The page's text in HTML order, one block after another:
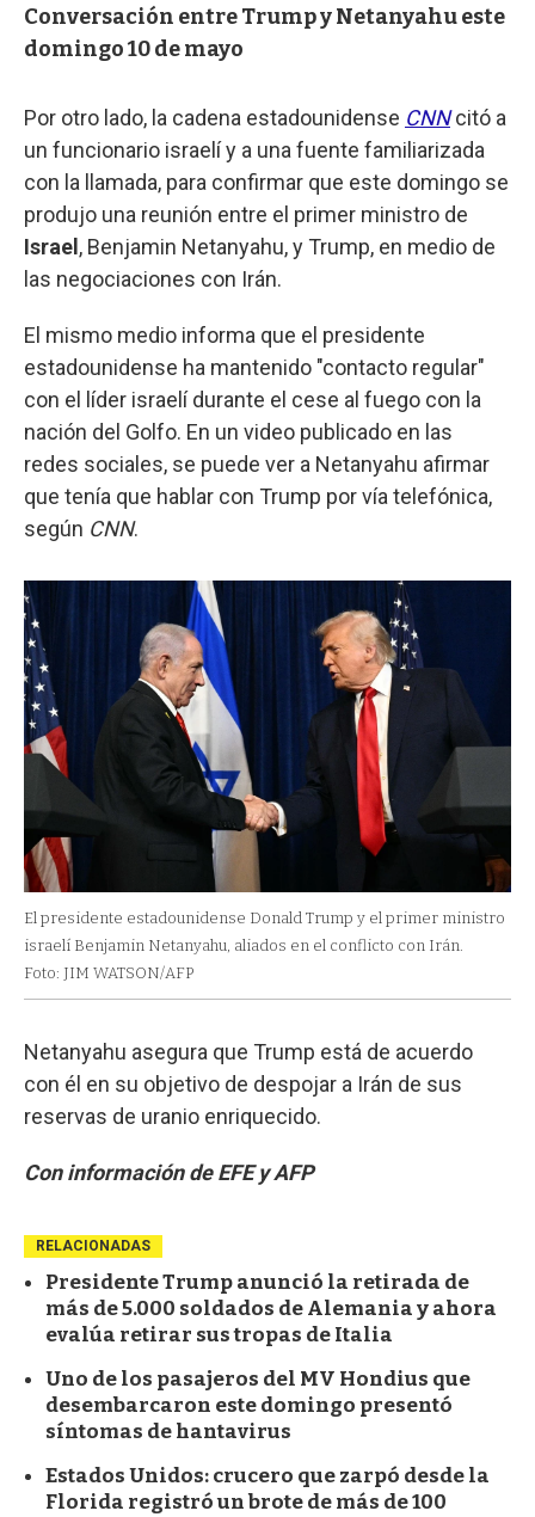
Conversación entre Trump y Netanyahu este
domingo 10 de mayo
Por otro lado, la cadena estadounidense CNNcitó a
un funcionario israelí y a una fuente familiarizada
con la llamada, para confirmar que este domingo se
produjo una reunión entre el primer ministro de
Israel , Benjamin Netanyahu, y Trump, en medio de
las negociaciones con Irán.
El mismo medio informa que el presidente
estadounidense ha mantenido "contacto regular"
con el líder israelí durante el cese al fuego con la
nación del Golfo. En un video publicado en las
redes sociales, se puede ver a Netanyahu afirmar
que tenía que hablar con Trump por vía telefónica,
según CNN.
El presidente estadounidense Donald Trump y el primer ministro
israelí Benjamin Netanyahu, aliados en el conflicto con Irán.
Foto: JIM WATSON/AFP
Netanyahu asegura que Trump está de acuerdo
con él en su objetivo de despojar a Irán de sus
reservas de uranio enriquecido.
Con información de EFE y AFP
RELACIONADAS
Presidente Trump anunció la retirada de
más de 5.000 soldados de Alemania y ahora
evalúa retirar sus tropas de Italia
Uno de los pasajeros del MV Hondius que
desembarcaron este domingo presentó
síntomas de hantavirus
Estados Unidos: crucero que zarpó desde la
Florida registró un brote de más de 100